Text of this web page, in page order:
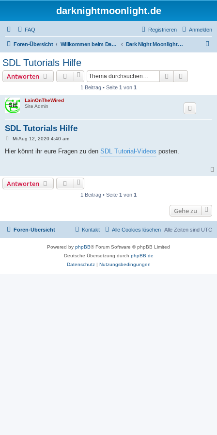
darknightmoonlight.de
FAQ Anmelden
Registrieren
Foren-Übersicht Willkommen beim Dark Night Moonlight Forum Dark Night Moonlight Forum
SDL Tutorials Hilfe
Antworten Suche
1 Beitrag • Seite 1 von 1
LainOnTheWired
Site Admin
SDL Tutorials Hilfe
B
i
Mi Aug 12, 2020 4:40 am
Hier könnt ihr eure Fragen zu den SDL Tutorial-Videos posten.
Antworten
1 Beitrag • Seite 1 von 1
Gehe zu
Foren-Übersicht Alle Zeiten sind UTC
Alle Cookies löschen
Kontakt
Powered by phpBB® Forum Software © phpBB Limited
Deutsche Übersetzung durch phpBB.de
Datenschutz| Nutzungsbedingungen